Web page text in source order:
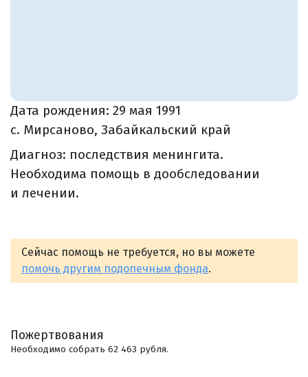
Дата рождения: 29 мая 1991
с. Мирсаново, Забайкальский край
Диагноз: последствия менингита.
Необходима помощь в дообследовании
и лечении.
Сейчас помощь не требуется, но вы можете
помочь другим подопечным фонда.
Пожертвования
Необходимо собрать 62 463 рубля.